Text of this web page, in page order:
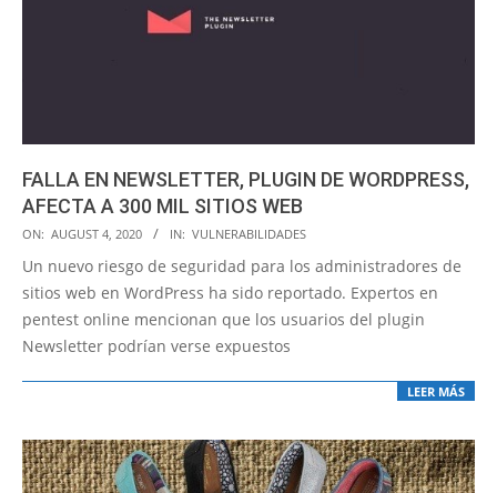
FALLA EN NEWSLETTER, PLUGIN DE WORDPRESS,
AFECTA A 300 MIL SITIOS WEB
2020-
08-
04
ON: AUGUST 4, 2020 IN: VULNERABILIDADES
Un nuevo riesgo de seguridad para los administradores de
sitios web en WordPress ha sido reportado. Expertos en
pentest online mencionan que los usuarios del plugin
Newsletter podrían verse expuestos
LEER MÁS